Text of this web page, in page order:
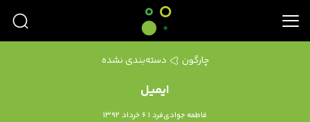
چارگون دسته‌بندی نشده
ایمیل
فاطمه جوادی‌فرد | 6 خرداد 1392